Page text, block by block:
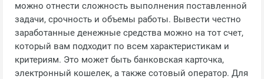
можно отнести сложность выполнения поставленной
задачи, срочность и объемы работы. Вывести честно
заработанные денежные средства можно на тот счет,
который вам подходит по всем характеристикам и
критериям. Это может быть банковская карточка,
электронный кошелек, а также сотовый оператор. Для